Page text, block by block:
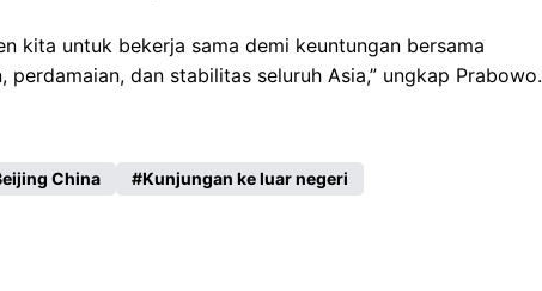
kita untuk bekerja sama demi keuntungan bersama
dan stabilitas seluruh Asia,” ungkap Prabowo.
China Kunjungan ke luar negeri